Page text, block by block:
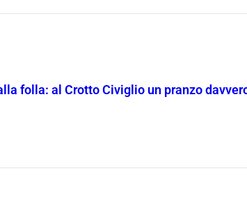
folla: al Crotto Civiglio un pranzo